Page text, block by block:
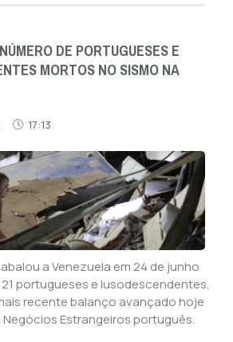
DE PORTUGUESES E
MORTOS NO SISMO NA
17:13
a Venezuela em 24 de junho
portugueses e lusodescendentes,
recente balanço avançado hoje
Estrangeiros português.